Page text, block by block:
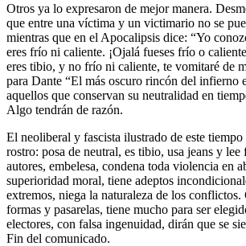
Otros ya lo expresaron de mejor manera.
que entre una víctima y un victimario no se
mientras que en el Apocalipsis dice: “Yo
eres frío ni caliente. ¡Ojalá fueses frío o
eres tibio, y no frío ni caliente, te vomitaré de
para Dante “El más oscuro rincón del infierno
aquellos que conservan su neutralidad en
Algo tendrán de razón.
El neoliberal y fascista ilustrado de este
rostro: posa de neutral, es tibio, usa jeans y
autores, embelesa, condena toda violencia en
superioridad moral, tiene adeptos
extremos, niega la naturaleza de los conflictos.
formas y pasarelas, tiene mucho para ser
electores, con falsa ingenuidad, dirán que se
Fin del comunicado.